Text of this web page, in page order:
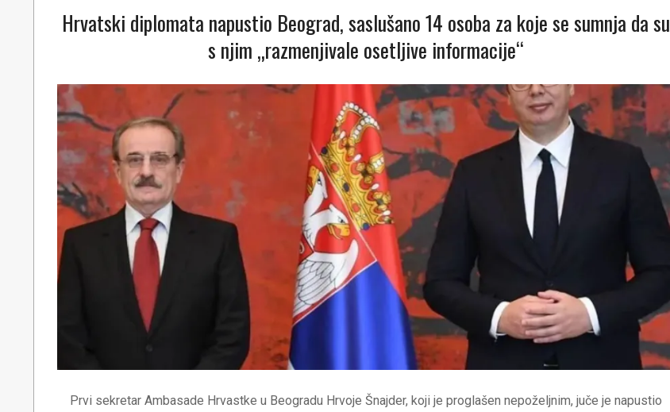
Hrvatski diplomata napustio Beograd, saslušano 14 osoba za koje se sumnja da su
s njim „razmenjivale osetljive informacije“
11-
23
Prvi sekretar Ambasade Hrvastke u Beogradu Hrvoje Šnajder, koji je proglašen nepoželjnim, juče je napustio